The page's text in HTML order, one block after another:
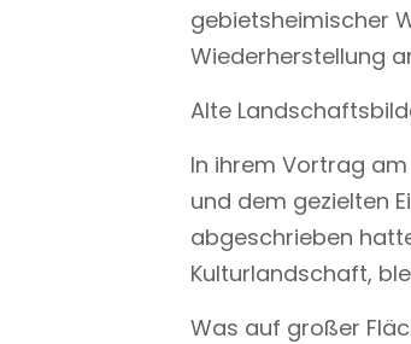
gebietsheimischer
Wiederherstellung
Alte
In ihrem Vortrag am
und dem gezielten
abgeschrieben
Kulturlandschaft,
Was auf großer